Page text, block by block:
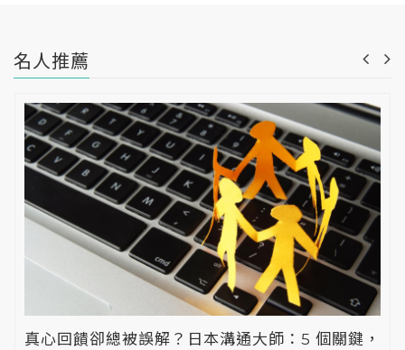
名人推薦
真心回饋卻總被誤解？日本溝通大師：5 個關鍵，